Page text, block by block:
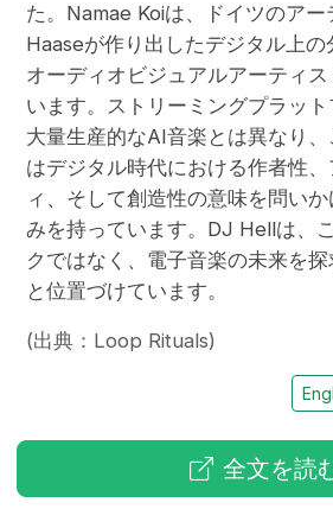
た。Namae Koiは、ドイツのア
Haaseが作り出したデジタル上
オーディオビジュアルアーティ
います。ストリーミングプラッ
大量生産的なAI音楽とは異なり、
はデジタル時代における作者性
ィ、そして創造性の意味を問い
みを持っています。DJ Hellは、
クではなく、電子音楽の未来を
と位置づけています。
(出典：Loop Rituals)
全文を読